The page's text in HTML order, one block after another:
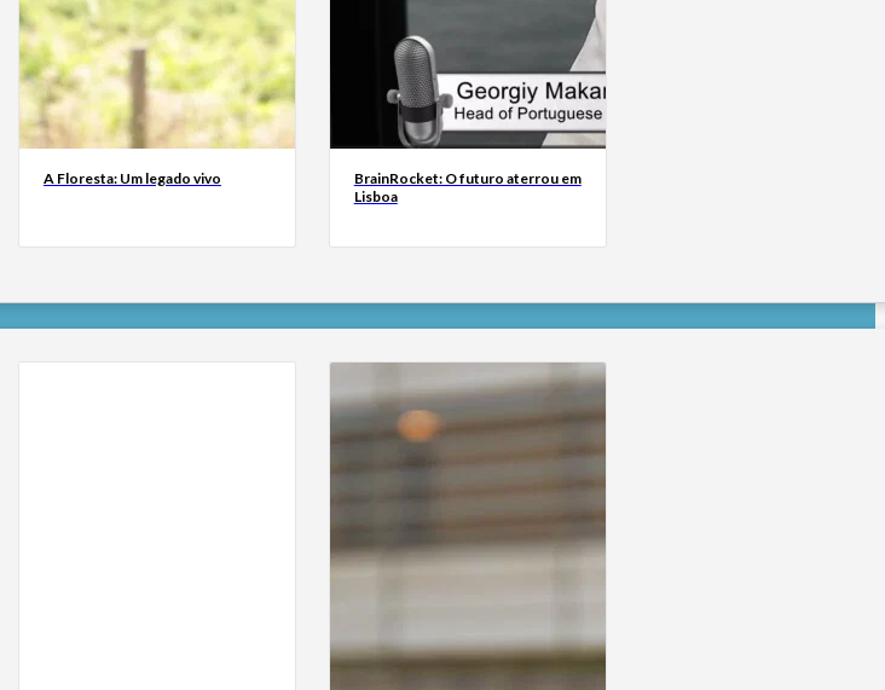
A Floresta: Um legado vivo
BrainRocket: O futuro aterrou em
Lisboa